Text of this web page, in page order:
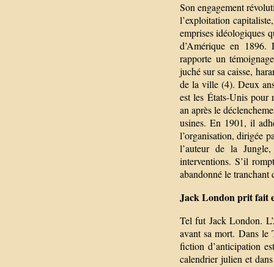
Son engagement
l’exploitation
emprises idéologiques
d’Amérique en
rapporte un
juché sur sa caisse,
de la ville (4). Deux
est les États-Unis pour
an après le
usines. En 1901, il
l’organisation, dirigée
l’auteur de la
interventions. S’il
abandonné le tranchant
Jack London prit fait
Tel fut Jack London.
avant sa mort. Dans le
fiction d’anticipation
calendrier julien et